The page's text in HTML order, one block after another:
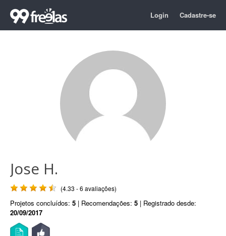
Login Cadastre-se
Jose H.
(4.33 - 6 avaliações)
Projetos concluídos: 5 | Recomendações: 5 | Registrado desde:
20/09/2017